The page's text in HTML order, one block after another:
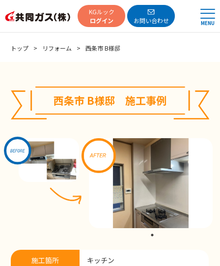
共同ガスKGルック
ログイン
お問い合わせ MENU
トップ リフォーム 西条市 B様邸
西条市 B様邸 施工事例
施工箇所 キッチン